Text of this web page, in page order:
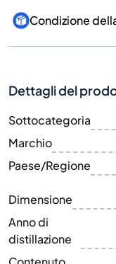
Condizione
Dettagli del
Sottocategoria
Marchio
Paese/Regione
Dimensione
Anno di
distillazione